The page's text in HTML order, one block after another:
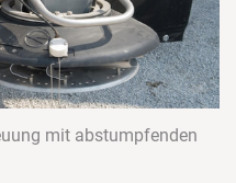
mit abstumpfenden